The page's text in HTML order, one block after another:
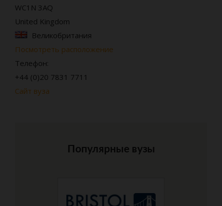
WC1N 3AQ
United Kingdom
Великобритания
Посмотреть расположение
Телефон:
+44 (0)20 7831 7711
Сайт вуза
Популярные вузы